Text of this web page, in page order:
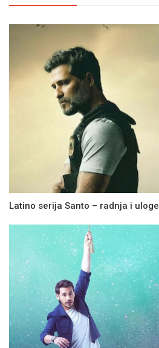
Latino serija Santo – radnja i uloge